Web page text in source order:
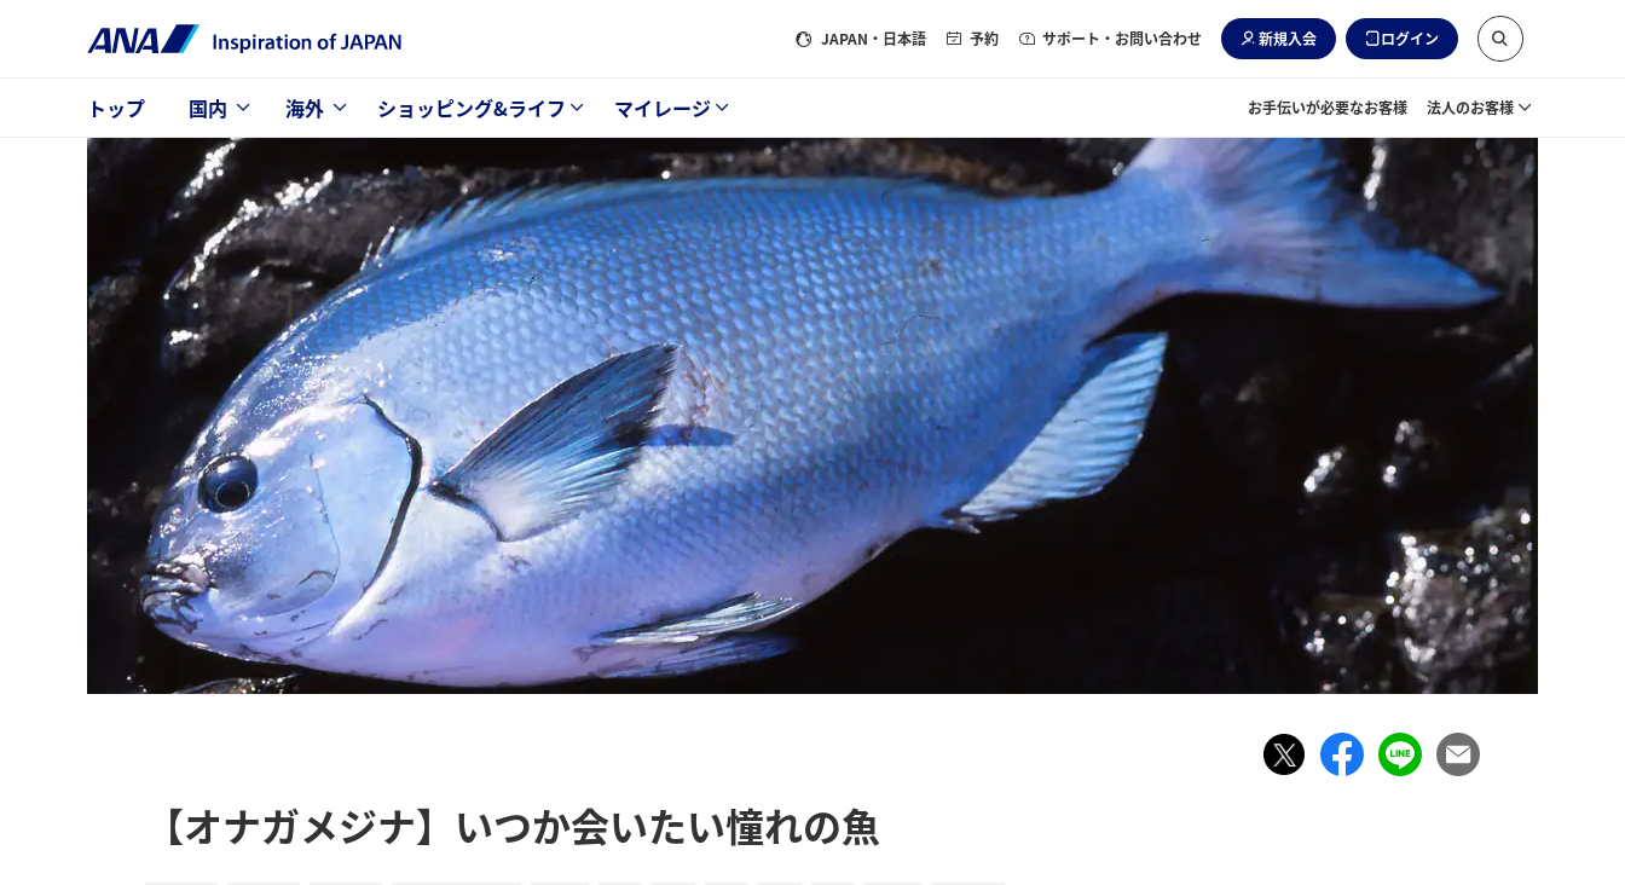
JAPAN ・日本語 予約 サポート・お問い合わせ 新規入会 ログイン
トップ 国内 海外 ショッピング&ライフ マイレージ お手伝いが必要なお客様 法人のお客様
【オナガメジナ】いつか会いたい憧れの魚